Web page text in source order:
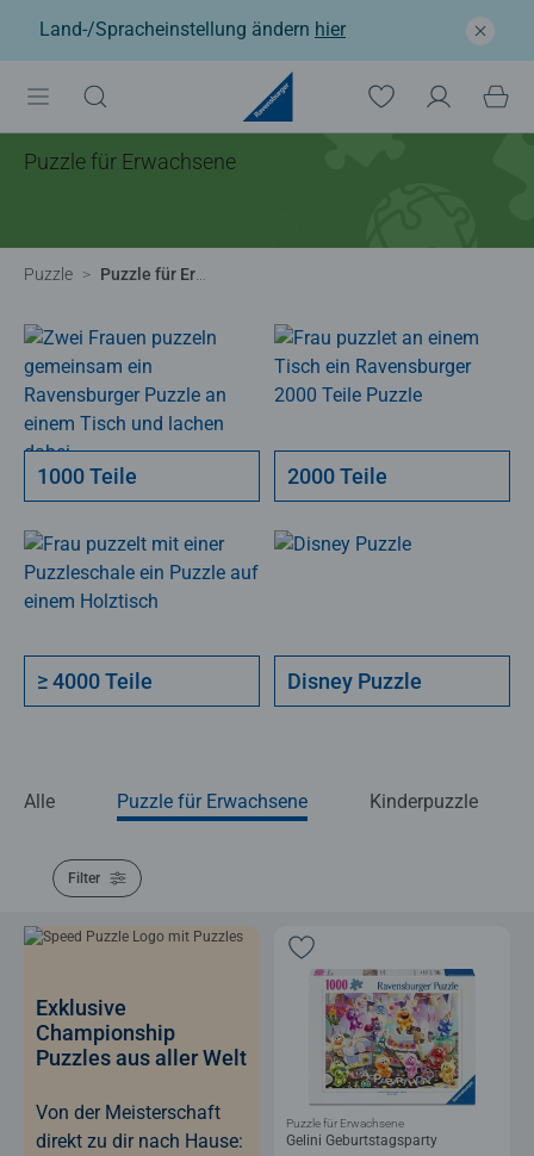
Land-/Spracheinstellung ändern hier
Puzzle für Erwachsene
Puzzle Puzzle für Erwachsene
1000 Teile 2000 Teile
≥ 4000 Teile Disney Puzzle
Alle Puzzle für Erwachsene Kinderpuzzle
Filter
Exklusive
Championship
Puzzles aus aller Welt
Von der Meisterschaft
direkt zu dir nach Hause:
Gelini Geburtstagsparty
Puzzle für Erwachsene